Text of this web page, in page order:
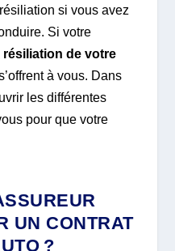
si vous avez
Si votre
résiliation de votre
à vous. Dans
les différentes
pour que votre
UN CONTRAT
?